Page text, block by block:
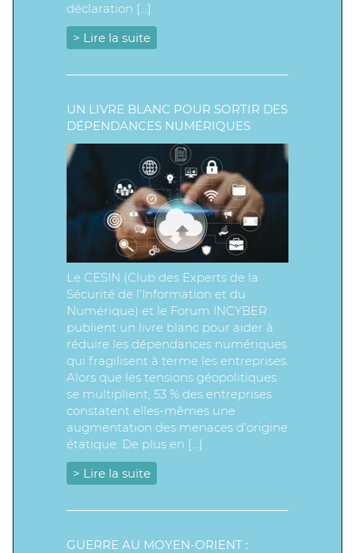
déclaration […]
> Lire la suite
UN LIVRE BLANC POUR SORTIR DES
DÉPENDANCES NUMÉRIQUES
Le CESIN (Club des Experts de la
Sécurité de l’Information et du
Numérique) et le Forum INCYBER
publient un livre blanc pour aider à
réduire les dépendances numériques
qui fragilisent à terme les entreprises.
Alors que les tensions géopolitiques
se multiplient, 53 % des entreprises
constatent elles-mêmes une
augmentation des menaces d’origine
étatique. De plus en […]
> Lire la suite
GUERRE AU MOYEN-ORIENT :